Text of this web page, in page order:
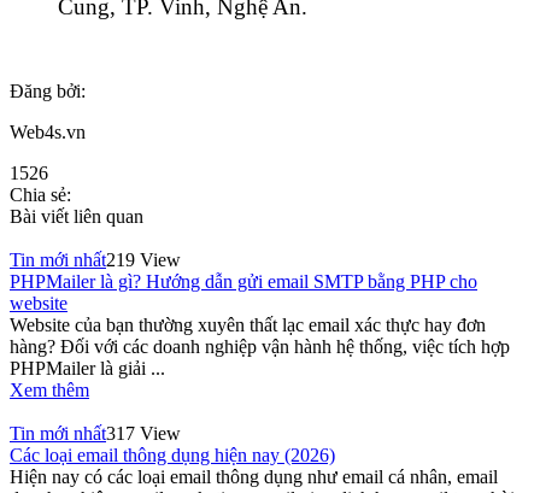
Cung, TP. Vinh, Nghệ An.
Đăng bởi:
Web4s.vn
1526
Chia sẻ:
Bài viết liên quan
Tin mới nhất219 View
PHPMailer là gì? Hướng dẫn gửi email SMTP bằng PHP cho
website
Website của bạn thường xuyên thất lạc email xác thực hay đơn
hàng? Đối với các doanh nghiệp vận hành hệ thống, việc tích hợp
PHPMailer là giải ...
Xem thêm
Tin mới nhất317 View
Các loại email thông dụng hiện nay (2026)
Hiện nay có các loại email thông dụng như email cá nhân, email